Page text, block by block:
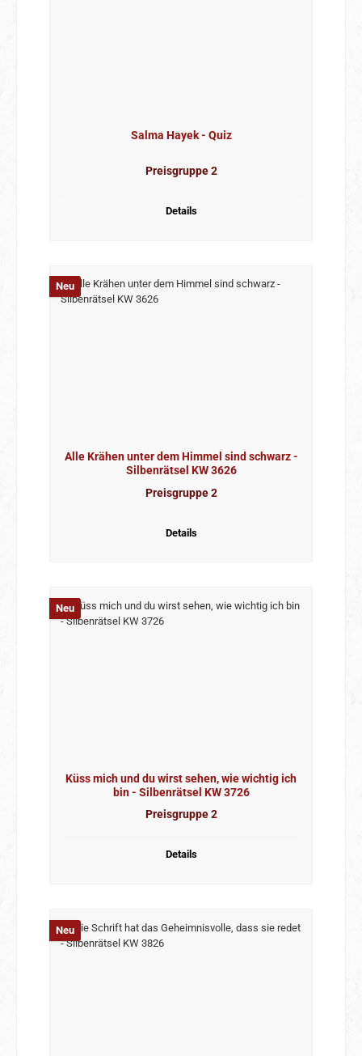
Salma Hayek - Quiz
Preisgruppe 2
Details
Neu
Alle Krähen unter dem Himmel sind schwarz -
Silbenrätsel KW 3626
Preisgruppe 2
Details
Neu
Küss mich und du wirst sehen, wie wichtig ich
bin - Silbenrätsel KW 3726
Preisgruppe 2
Details
Neu